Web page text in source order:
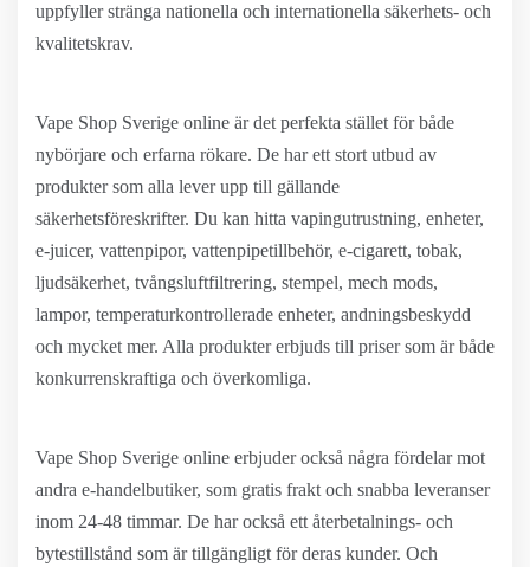
uppfyller stränga nationella och internationella säkerhets- och
kvalitetskrav.
Vape Shop Sverige online är det perfekta stället för både
nybörjare och erfarna rökare. De har ett stort utbud av
produkter som alla lever upp till gällande
säkerhetsföreskrifter. Du kan hitta vapingutrustning, enheter,
e-juicer, vattenpipor, vattenpipetillbehör, e-cigarett, tobak,
ljudsäkerhet, tvångsluftfiltrering, stempel, mech mods,
lampor, temperaturkontrollerade enheter, andningsbeskydd
och mycket mer. Alla produkter erbjuds till priser som är både
konkurrenskraftiga och överkomliga.
Vape Shop Sverige online erbjuder också några fördelar mot
andra e-handelbutiker, som gratis frakt och snabba leveranser
inom 24-48 timmar. De har också ett återbetalnings- och
bytestillstånd som är tillgängligt för deras kunder. Och